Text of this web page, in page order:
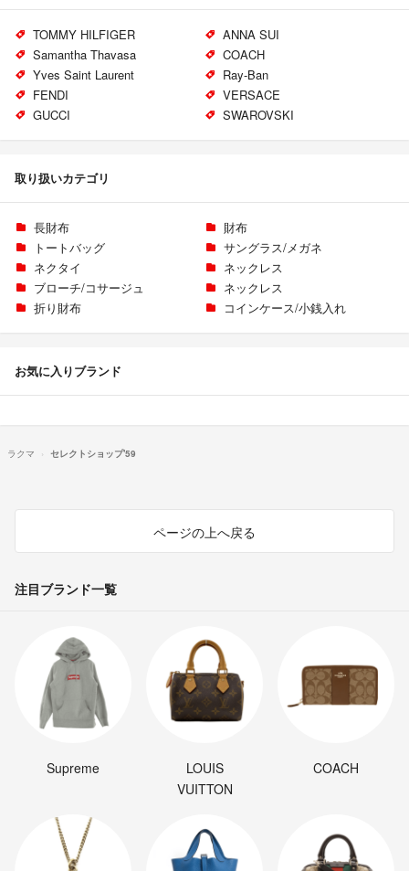
TOMMY HILFIGER
ANNA SUI
Samantha Thavasa
COACH
Yves Saint Laurent
Ray-Ban
FENDI
VERSACE
GUCCI
SWAROVSKI
取り扱いカテゴリ
長財布
財布
トートバッグ
サングラス/メガネ
ネクタイ
ネックレス
ブローチ/コサージュ
ネックレス
折り財布
コインケース/小銭入れ
お気に入りブランド
ラクマ セレクトショップ'59
ページの上へ戻る
注目ブランド一覧
Supreme
LOUIS
VUITTON
COACH